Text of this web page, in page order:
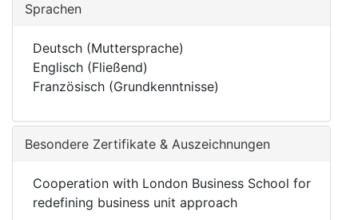
Sprachen
Deutsch (Muttersprache)
Englisch (Fließend)
Französisch (Grundkenntnisse)
Besondere Zertifikate & Auszeichnungen
Cooperation with London Business School for
redefining business unit approach